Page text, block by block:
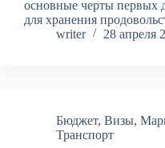
основные черты первых
для хранения
writer
28 апреля
Бюджет, Визы,
Транспорт